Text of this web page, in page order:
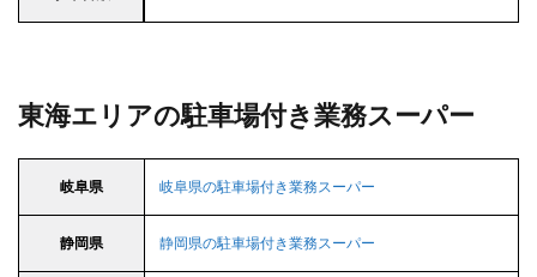
東海エリアの駐車場付き業務スーパー
岐阜県 岐阜県の駐車場付き業務スーパー
静岡県 静岡県の駐車場付き業務スーパー